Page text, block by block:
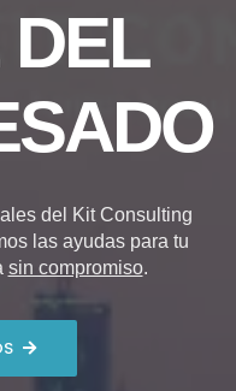
del Kit Consulting
las ayudas para tu
sin compromiso.